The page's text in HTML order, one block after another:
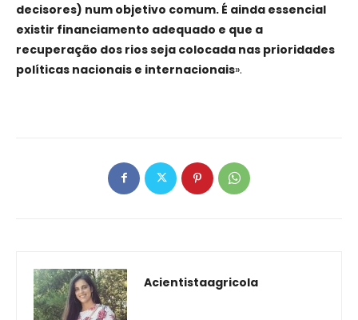
decisores) num objetivo comum. É ainda essencial
existir financiamento adequado e que a
recuperação dos rios seja colocada nas prioridades
políticas nacionais e internacionais».
Acientistaagricola